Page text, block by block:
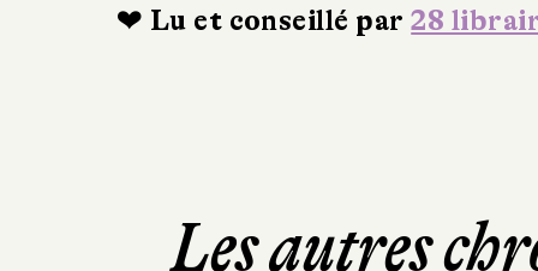
❤ Lu et conseillé par28
Les autres